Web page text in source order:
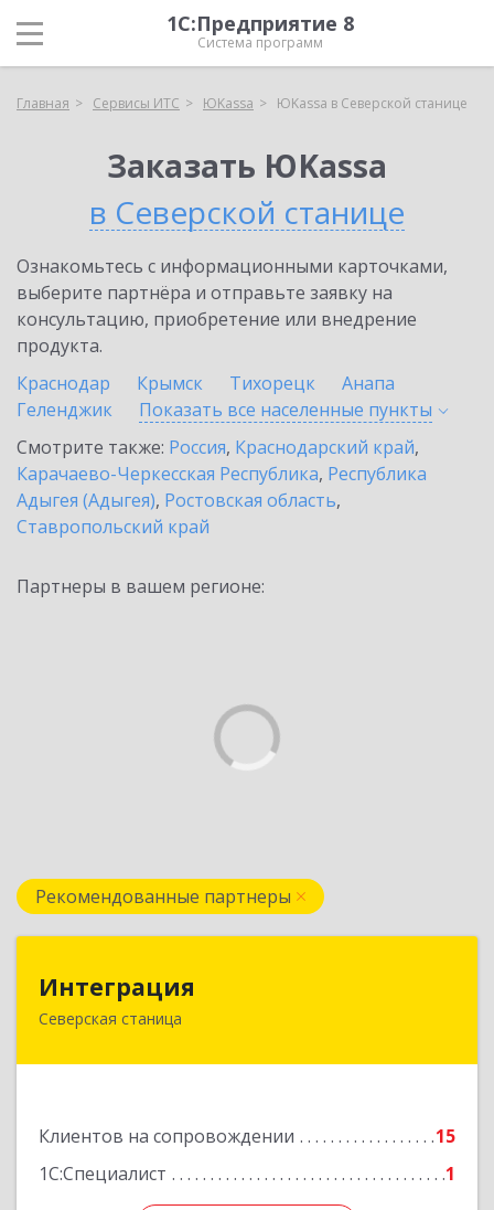
1С:Предприятие 8
Система программ
Главная Сервисы ИТС ЮKassa ЮKassa в Северской станице
Заказать ЮKassa
в Северской станице
Ознакомьтесь с информационными карточками,
выберите партнёра и отправьте заявку на
консультацию, приобретение или внедрение
продукта.
Краснодар
Крымск Тихорецк
Анапа
Геленджик
Показать все населенные пункты
Смотрите также: Россия, Краснодарский край,
Карачаево-Черкесская Республика, Республика
Адыгея (Адыгея), Ростовская область,
Ставропольский край
Партнеры в вашем регионе:
Рекомендованные партнеры
Интеграция
Северская станица
Клиентов на сопровождении
15
1С:Специалист
1
353240, Краснодарский край, Северская ст-ца,